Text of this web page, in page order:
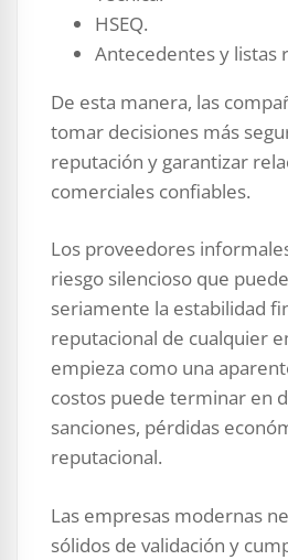
HSEQ.
Antecedentes y listas
De esta manera, las
tomar decisiones más
reputación y garantizar
comerciales confiables.
Los proveedores
riesgo silencioso que
seriamente la estabilidad
reputacional de cualquier
empieza como una
costos puede terminar en
sanciones, pérdidas
reputacional.
Las empresas modernas
sólidos de validación y